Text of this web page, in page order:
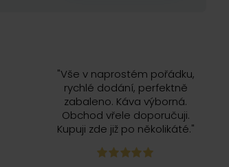
"Vše v naprostém pořádku,
rychlé dodání, perfektně
zabaleno. Káva výborná.
Obchod vřele doporučuji.
Kupuji zde již po několikáté."